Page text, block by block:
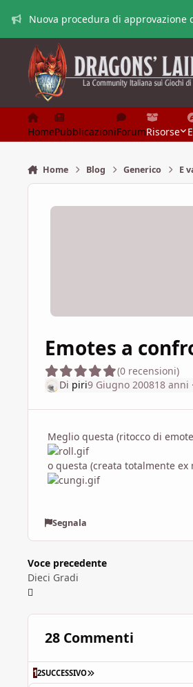
Nuova procedura di approvazione
HomePubblicazioniForumRisorse
Home Blog Generico E
Emotes a
(0 recensioni)
Di piri9 Giugno 200818 anni
Meglio questa (ritocco di
o questa (creata totalmente ex
Segnala
Voce precedente
Dieci Gradi
28 Commenti
12SUCCESSIVO ULTIMA PAGINA